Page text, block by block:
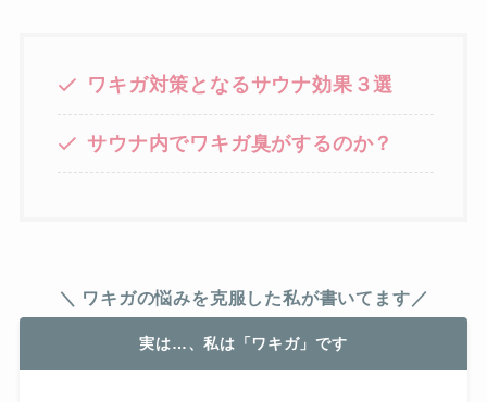
ワキガ対策となるサウナ効果３選
サウナ内でワキガ臭がするのか？
＼ ワキガの悩みを克服した私が書いてます／
実は…、私は「ワキガ」です